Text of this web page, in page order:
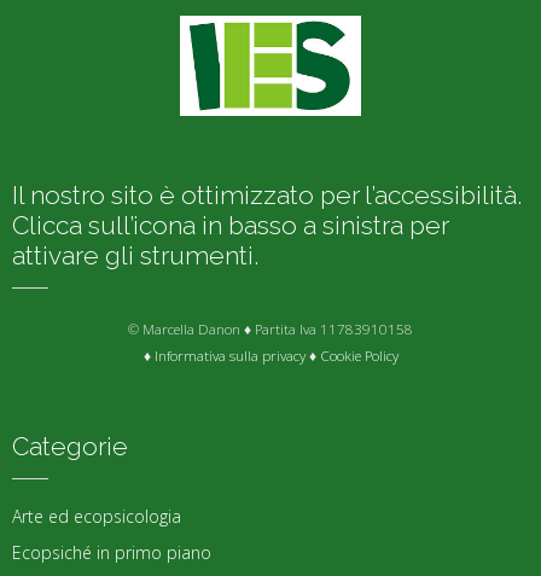
Il nostro sito è ottimizzato per l’accessibilità.
Clicca sull’icona in basso a sinistra per
attivare gli strumenti.
© Marcella Danon ♦ Partita Iva 11783910158
♦ Informativa sulla privacy♦ Cookie Policy
Categorie
Arte ed ecopsicologia
Ecopsiché in primo piano